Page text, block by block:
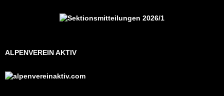
ALPENVEREIN AKTIV